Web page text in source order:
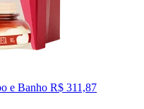
e Banho R$ 311,87